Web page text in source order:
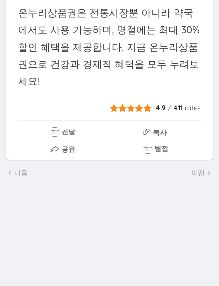
온누리상품권은 전통시장뿐 아니라 약국
에서도 사용 가능하며, 명절에는 최대 30%
할인 혜택을 제공합니다. 지금 온누리상품
권으로 건강과 경제적 혜택을 모두 누려보
세요!
4.9 / 411 rates
전달
복사
공유
별점
다음 이전